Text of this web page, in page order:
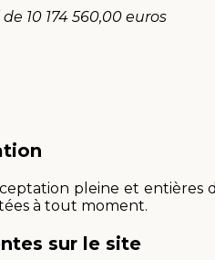
10 174 560,00 euros
pleine et entières
à tout moment.
sur le site